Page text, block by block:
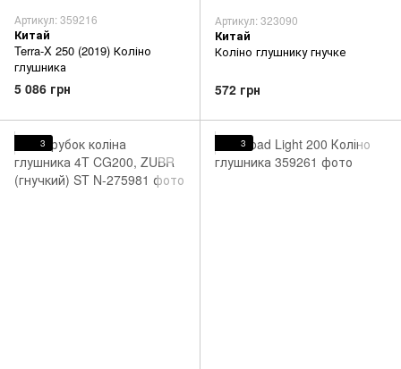
Артикул: 359216
Китай
Terra-X 250 (2019) Коліно
глушника
5 086 грн
Артикул: 323090
Китай
Коліно глушнику гнучке
572 грн
3 3